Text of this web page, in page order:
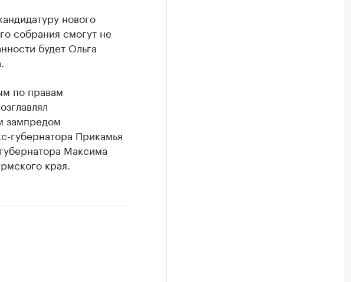
нового
собрания смогут не
будет Ольга
по правам
зампредом
губернатора Прикамья
Максима
края.